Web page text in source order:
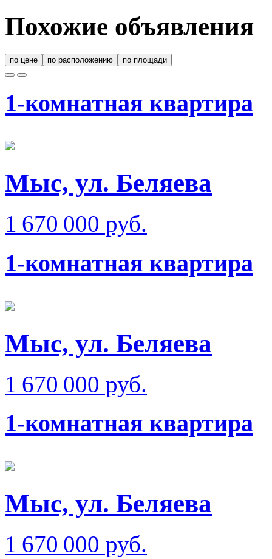
Похожие объявления
по цене по расположению по площади
1-комнатная квартира
Мыс, ул. Беляева
1 670 000 руб.
1-комнатная квартира
Мыс, ул. Беляева
1 670 000 руб.
1-комнатная квартира
Мыс, ул. Беляева
1 670 000 руб.